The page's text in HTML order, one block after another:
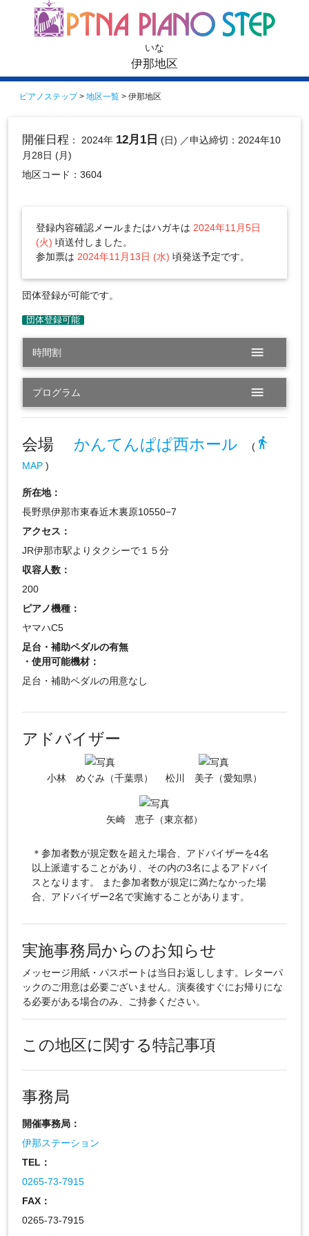
いな
伊那地区
ピアノステップ> 地区一覧 > 伊那地区
開催日程 ： 2024年 12月1日 (日) ／申込締切：2024年10
月28日 (月)
地区コード：3604
登録内容確認メールまたはハガキは 2024年11月5日
(火) 頃送付しました。
参加票は 2024年11月13日 (水) 頃発送予定です。
団体登録が可能です。
時間割 menu
プログラム menu
会場 かんてんぱぱ西ホール (directions_walk
MAP)
所在地：
長野県伊那市東春近木裏原10550−7
アクセス：
JR伊那市駅よりタクシーで１５分
収容人数：
200
ピアノ機種：
ヤマハC5
足台・補助ペダルの有無
・使用可能機材：
足台・補助ペダルの用意なし
アドバイザー
小林 めぐみ（千葉県） 松川 美子（愛知県）
矢崎 恵子（東京都）
＊参加者数が規定数を超えた場合、アドバイザーを4名
以上派遣することがあり、その内の3名によるアドバイ
スとなります。 また参加者数が規定に満たなかった場
合、アドバイザー2名で実施することがあります。
実施事務局からのお知らせ
メッセージ用紙・パスポートは当日お返しします。レターパ
ックのご用意は必要ございません。演奏後すぐにお帰りにな
る必要がある場合のみ、ご持参ください。
この地区に関する特記事項
事務局
開催事務局：
伊那ステーション
TEL：
0265-73-7915
FAX：
0265-73-7915